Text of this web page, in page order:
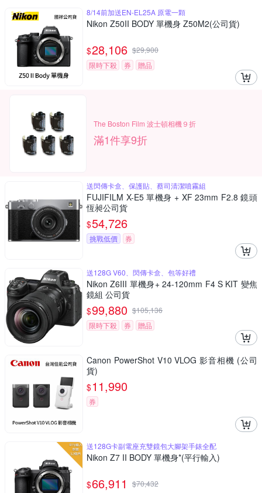
8/14前加送EN-EL25A 原電一顆
Nikon Z50II BODY 單機身 Z50M2(公司貨)
$28,106 $29,900
限時下殺
券 贈品
The Boston Film 波士頓相機９折
滿1件享9折
送閃傳卡盒、保護貼、蔡司清潔噴霧組
FUJIFILM X-E5 單機身 + XF 23mm F2.8 鏡頭
恆昶公司貨
$54,726
挑戰低價 券
送128G V60、閃傳卡盒、包等好禮
Nikon Z6III 單機身+ 24-120mm F4 S KIT 變焦
鏡組 公司貨
$99,880 $105,136
限時下殺
券 贈品
Canon PowerShot V10 VLOG 影音相機 (公司
貨)
$11,990
券
送128G卡副電座充雙鏡包大腳架手錶全配
Nikon Z7 II BODY 單機身*(平行輸入)
$66,911 $70,432